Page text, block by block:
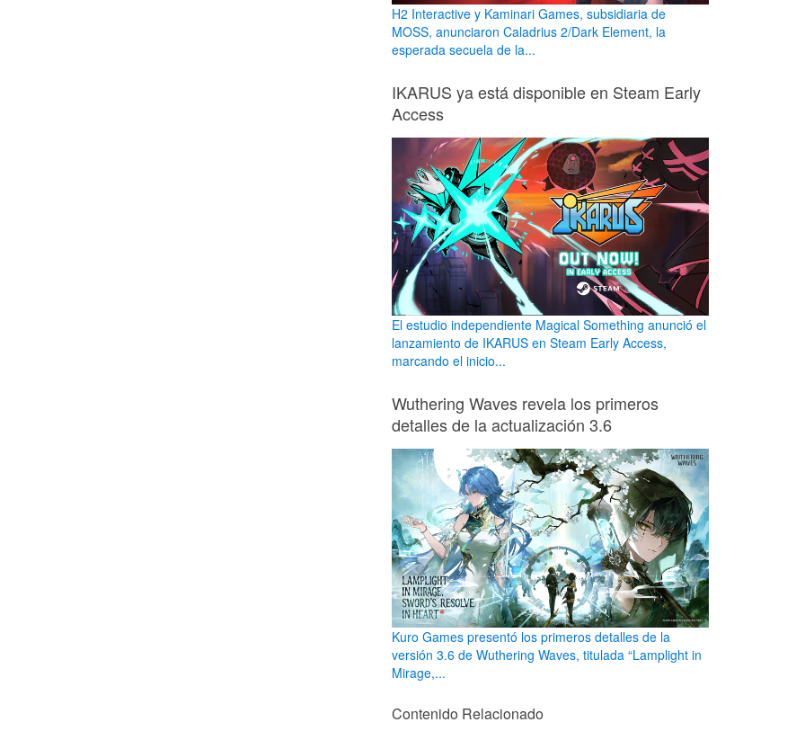
H2 Interactive y Kaminari Games, subsidiaria de
MOSS, anunciaron Caladrius 2/Dark Element, la
esperada secuela de la...
IKARUS ya está disponible en Steam Early
Access
El estudio independiente Magical Something anunció el
lanzamiento de IKARUS en Steam Early Access,
marcando el inicio...
Wuthering Waves revela los primeros
detalles de la actualización 3.6
Kuro Games presentó los primeros detalles de la
versión 3.6 de Wuthering Waves, titulada “Lamplight in
Mirage,...
Contenido Relacionado